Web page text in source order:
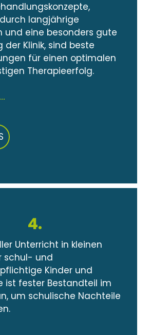
langjährige
und eine besonders gute
Klinik, sind beste
für einen optimalen
Therapieerfolg.
4.
Unterricht in kleinen
schul- und
Kinder und
ist fester Bestandteil im
um schulische Nachteile